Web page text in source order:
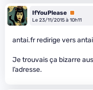
IfYouPlease Premium
Le 23/11/2015 à 10h11
antai.fr redirige vers
Je trouvais ça bizarre
l’adresse.